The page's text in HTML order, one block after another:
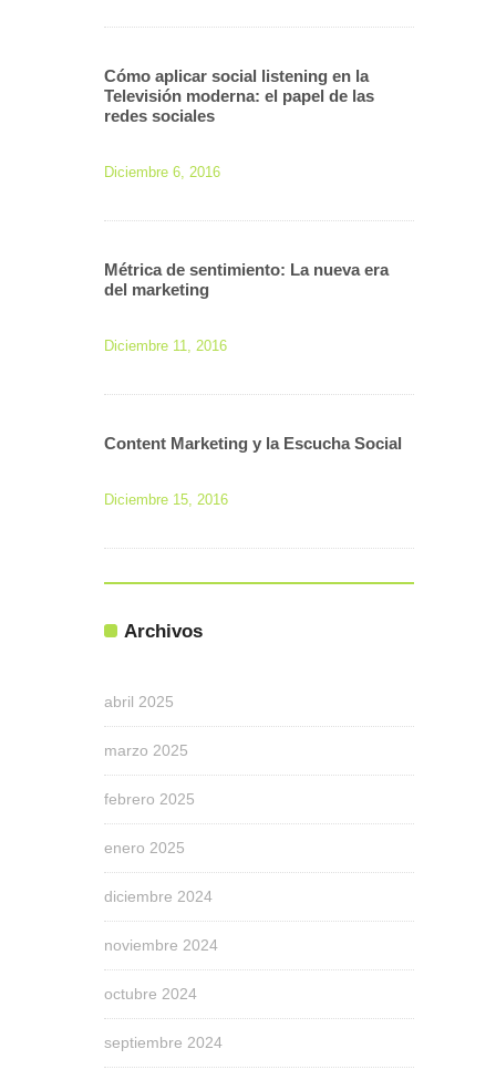
Cómo aplicar social listening en la
Televisión moderna: el papel de las
redes sociales
Diciembre 6, 2016
Métrica de sentimiento: La nueva era
del marketing
Diciembre 11, 2016
Content Marketing y la Escucha Social
Diciembre 15, 2016
Archivos
abril 2025
marzo 2025
febrero 2025
enero 2025
diciembre 2024
noviembre 2024
octubre 2024
septiembre 2024